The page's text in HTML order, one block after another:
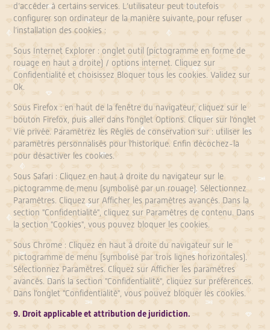
d’accéder à certains services. L’utilisateur peut toutefois
configurer son ordinateur de la manière suivante, pour refuser
l’installation des cookies :
Sous Internet Explorer : onglet outil (pictogramme en forme de
rouage en haut a droite) / options internet. Cliquez sur
Confidentialité et choisissez Bloquer tous les cookies. Validez sur
Ok.
Sous Firefox : en haut de la fenêtre du navigateur, cliquez sur le
bouton Firefox, puis aller dans l'onglet Options. Cliquer sur l'onglet
Vie privée. Paramétrez les Règles de conservation sur : utiliser les
paramètres personnalisés pour l'historique. Enfin décochez-la
pour désactiver les cookies.
Sous Safari : Cliquez en haut à droite du navigateur sur le
pictogramme de menu (symbolisé par un rouage). Sélectionnez
Paramètres. Cliquez sur Afficher les paramètres avancés. Dans la
section "Confidentialité", cliquez sur Paramètres de contenu. Dans
la section "Cookies", vous pouvez bloquer les cookies.
Sous Chrome : Cliquez en haut à droite du navigateur sur le
pictogramme de menu (symbolisé par trois lignes horizontales).
Sélectionnez Paramètres. Cliquez sur Afficher les paramètres
avancés. Dans la section "Confidentialité", cliquez sur préférences.
Dans l'onglet "Confidentialité", vous pouvez bloquer les cookies.
9. Droit applicable et attribution de juridiction.